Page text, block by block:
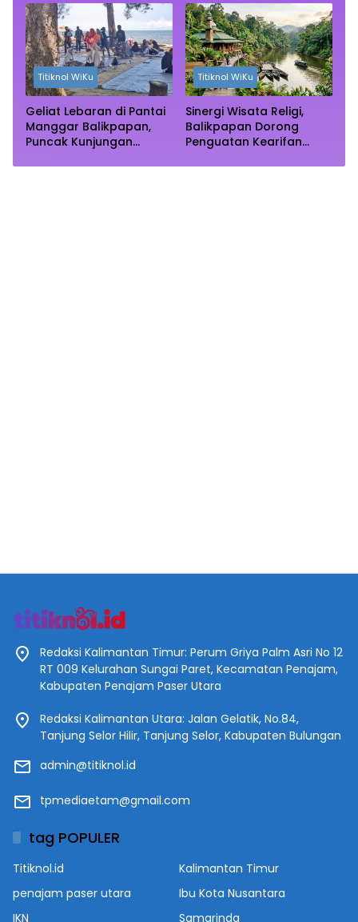
Titiknol WiKu
Geliat Lebaran di Pantai
Manggar Balikpapan,
Puncak Kunjungan
Titiknol WiKu
Sinergi Wisata Religi,
Balikpapan Dorong
Penguatan Kearifan
Ramadhan
Redaksi Kalimantan Timur: Perum Griya Palm Asri No 12
RT 009 Kelurahan Sungai Paret, Kecamatan Penajam,
Kabupaten Penajam Paser Utara
Redaksi Kalimantan Utara: Jalan Gelatik, No.84,
Tanjung Selor Hilir, Tanjung Selor, Kabupaten Bulungan
admin@titiknol.id
tpmediaetam@gmail.com
tag POPULER
Titiknol.id
Kalimantan Timur
penajam paser utara
Ibu Kota Nusantara
IKN
Samarinda